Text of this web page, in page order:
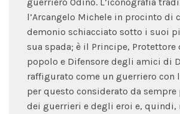
l’Arcangelo Michele in procinto di
demonio schiacciato sotto i suoi
sua spada; è il Principe, Protettore
popolo e Difensore degli amici di
raffigurato come un guerriero con
per questo considerato da
dei guerrieri e degli eroi e, quindi,